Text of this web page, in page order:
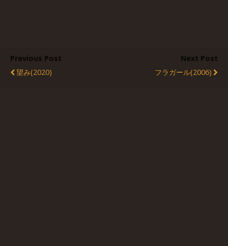
Previous Post
望み(2020)
Next Post
フラガール(2006)